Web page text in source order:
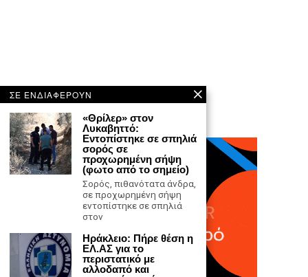
ΣΕ ΕΝΔΙΑΦΕΡΟΥΝ
«Θρίλερ» στον
Λυκαβηττό:
Εντοπίστηκε σε σπηλιά
σορός σε
προχωρημένη σήψη
(φωτο από το σημείο)
Σορός, πιθανότατα άνδρα,
σε προχωρημένη σήψη
εντοπίστηκε σε σπηλιά
στον
Ηράκλειο: Πήρε θέση η
ΕΛ.ΑΣ για το
περιστατικό με
αλλοδαπό και